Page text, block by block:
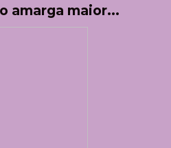
amarga maior...